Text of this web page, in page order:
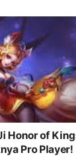
Honor of
Pro Player!